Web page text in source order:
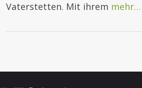
Vaterstetten. Mit ihrem mehr…